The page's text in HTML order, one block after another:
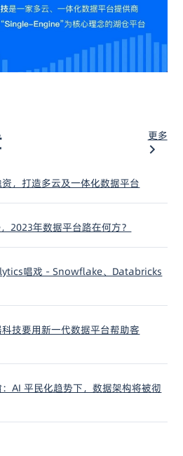
更多
，打造多云及一体化数据平台
年数据平台路在何方？
唱戏 - Snowflake、Databricks
技要用新一代数据平台帮助客
AI 平民化趋势下，数据架构将被彻